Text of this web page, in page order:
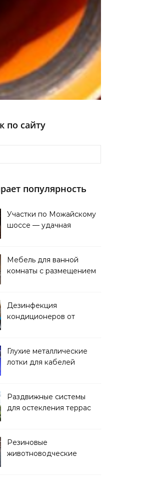
по сайту
популярность
Участки по Можайскому
шоссе — удачная
Мебель для ванной
комнаты с размещением
Дезинфекция
кондиционеров от
Глухие металлические
лотки для кабелей
Раздвижные системы
для остекления террас
Резиновые
животноводческие